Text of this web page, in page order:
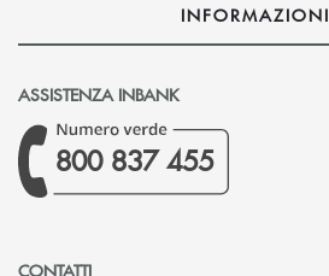
INFORMAZIONI
ASSISTENZA INBANK
800 837 455
CONTATTI